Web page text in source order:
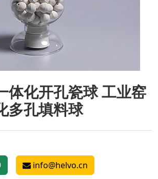
体化开孔瓷球 工业窑
多孔填料球
info@helvo.cn